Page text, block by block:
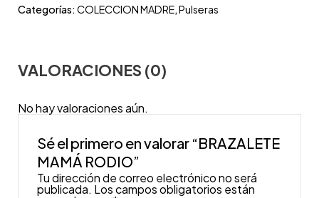
Categorías:COLECCION MADRE,Pulseras
VALORACIONES (0)
No hay valoraciones aún.
Sé el primero en valorar “BRAZALETE
MAMÁ RODIO”
Tu dirección de correo electrónico no será
publicada. Los campos obligatorios están